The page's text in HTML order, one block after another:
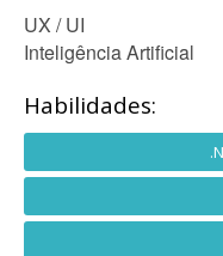
UX / UI
Inteligência Artificial
Habilidades: